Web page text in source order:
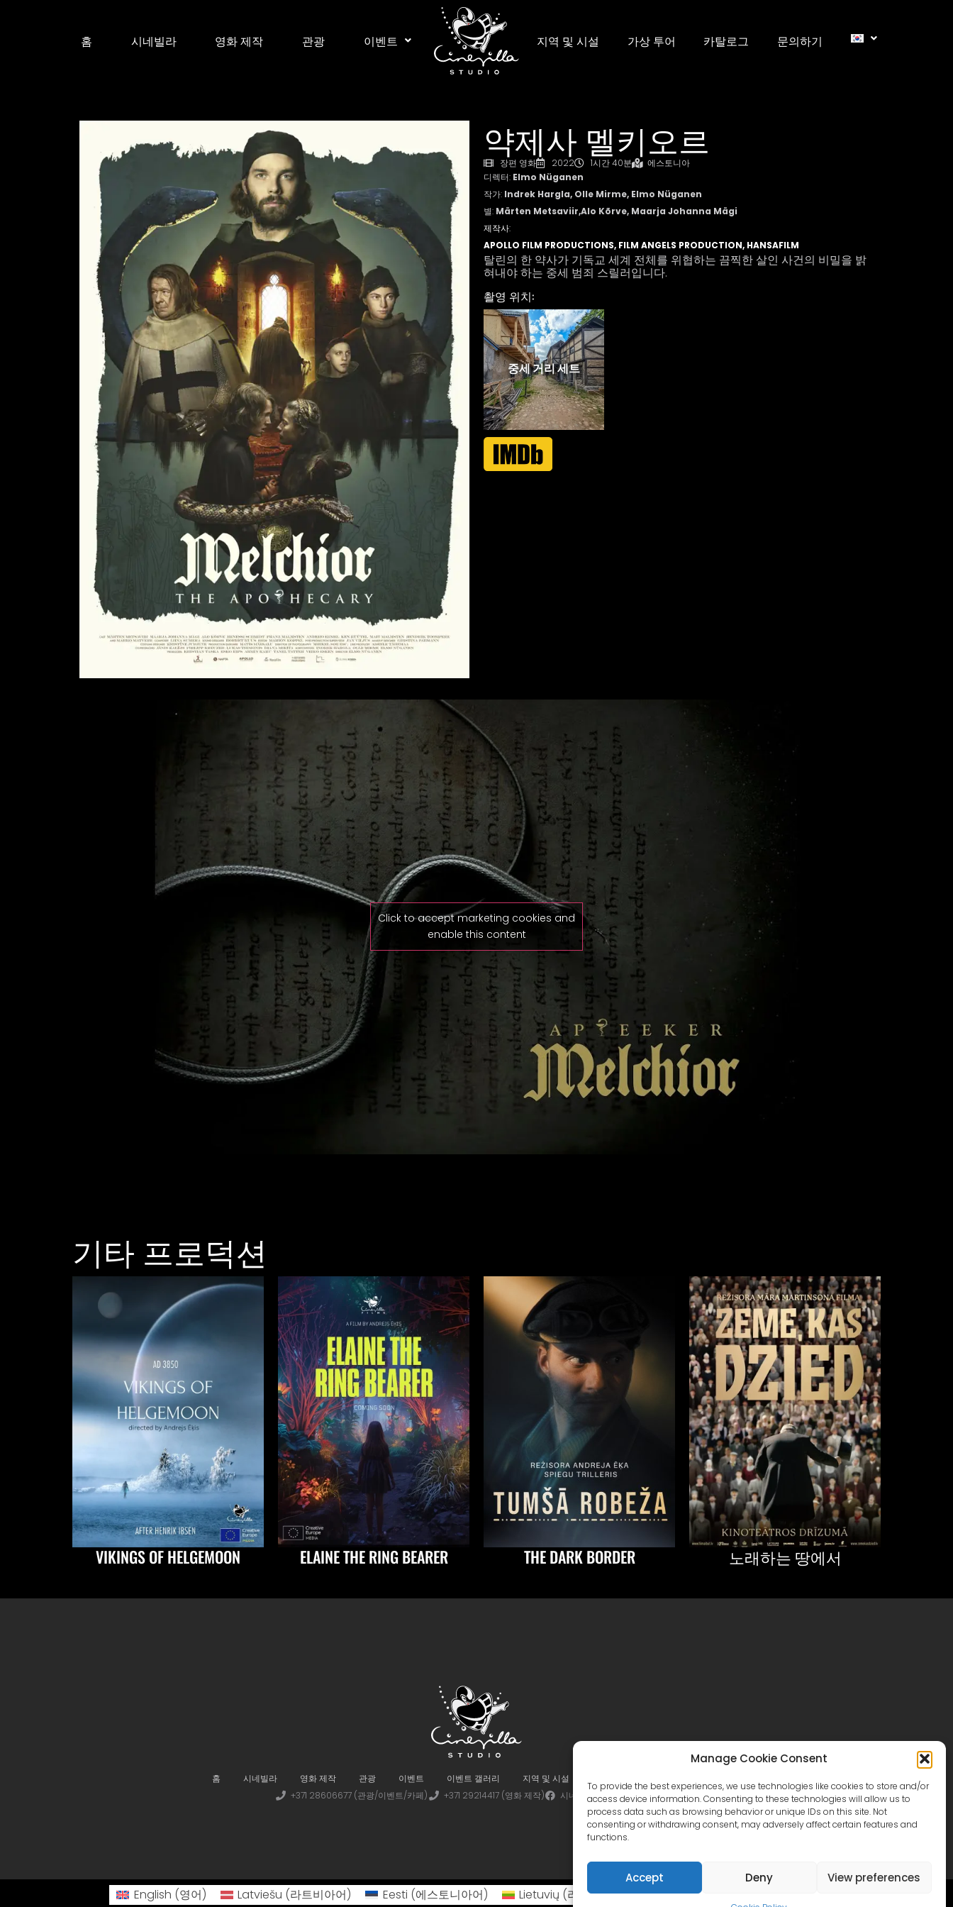
Manage Cookie Consent
To provide the best experiences, we use technologies like cookies to store and/or
access device information. Consenting to these technologies will allow us to
process data such as browsing behavior or unique IDs on this site. Not
consenting or withdrawing consent, may adversely affect certain features and
functions.
Accept Deny View preferences
홈 시네빌라 영화 제작 관광 이벤트 지역 및 시설 가상 투어 카탈로그 문의하기
약제사 멜키오르
장편 영화 2022 1시간 40분
에스토니아
디렉터: Elmo Nüganen
작가: Indrek Hargla, Olle Mirme, Elmo Nüganen
별: Märten Metsaviir,Alo Kõrve, Maarja Johanna Mägi
제작사:
APOLLO FILM PRODUCTIONS, FILM ANGELS PRODUCTION, HANSAFILM
탈린의 한 약사가 기독교 세계 전체를 위협하는 끔찍한 살인 사건의 비밀을 밝
혀내야 하는 중세 범죄 스릴러입니다.
촬영 위치:
중세 거리 세트
Click to accept marketing cookies and
enable this content
기타 프로덕션
VIKINGS OF HELGEMOON ELAINE THE RING BEARER THE DARK BORDER 노래하는 땅에서
홈 시네빌라 영화 제작 관광 이벤트 이벤트 갤러리 지역 및 시설
+371 28606677 (관광/이벤트/카페)
+371 29214417 (영화 제작) 시네빌라 시네빌라스튜디오
English (영어) Latviešu (라트비아어) Eesti (에스토니아어) Lietuvių (리투아니아어) Русский